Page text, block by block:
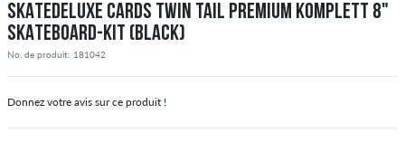
SKATEDELUXE CARDS TWIN TAIL PREMIUM KOMPLETT 8"
SKATEBOARD-KIT (BLACK)
No. de produit: 181042
Donnez votre avis sur ce produit !